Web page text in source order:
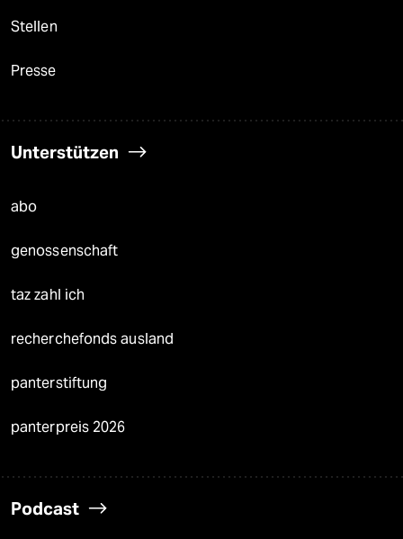
Stellen
Presse
Unterstützen
abo
genossenschaft
taz zahl ich
recherchefonds ausland
panterstiftung
panterpreis 2026
Podcast